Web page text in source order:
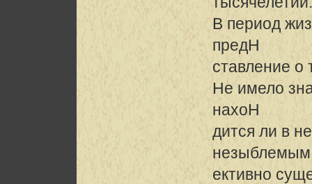
В период
предH
ставление о
Не имело
нахоH
дится ли в
незыблемым
ективно